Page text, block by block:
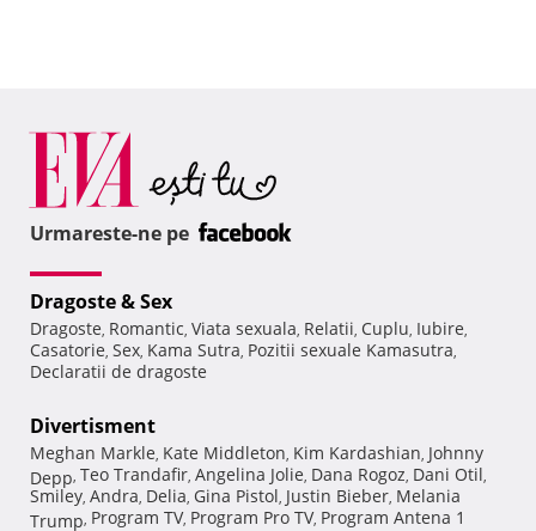
Urmareste-ne pe
Dragoste & Sex
Dragoste, Romantic, Viata sexuala, Relatii, Cuplu, Iubire,
Casatorie, Sex, Kama Sutra, Pozitii sexuale Kamasutra,
Declaratii de dragoste
Divertisment
Meghan Markle, Kate Middleton, Kim Kardashian, Johnny
Depp, Teo Trandafir, Angelina Jolie, Dana Rogoz, Dani Otil,
Smiley, Andra, Delia, Gina Pistol, Justin Bieber, Melania
Trump, Program TV, Program Pro TV, Program Antena 1